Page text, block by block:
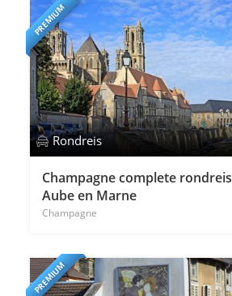
PREMIUM
Rondreis
Champagne complete rondreis
Aube en Marne
Champagne
PREMIUM